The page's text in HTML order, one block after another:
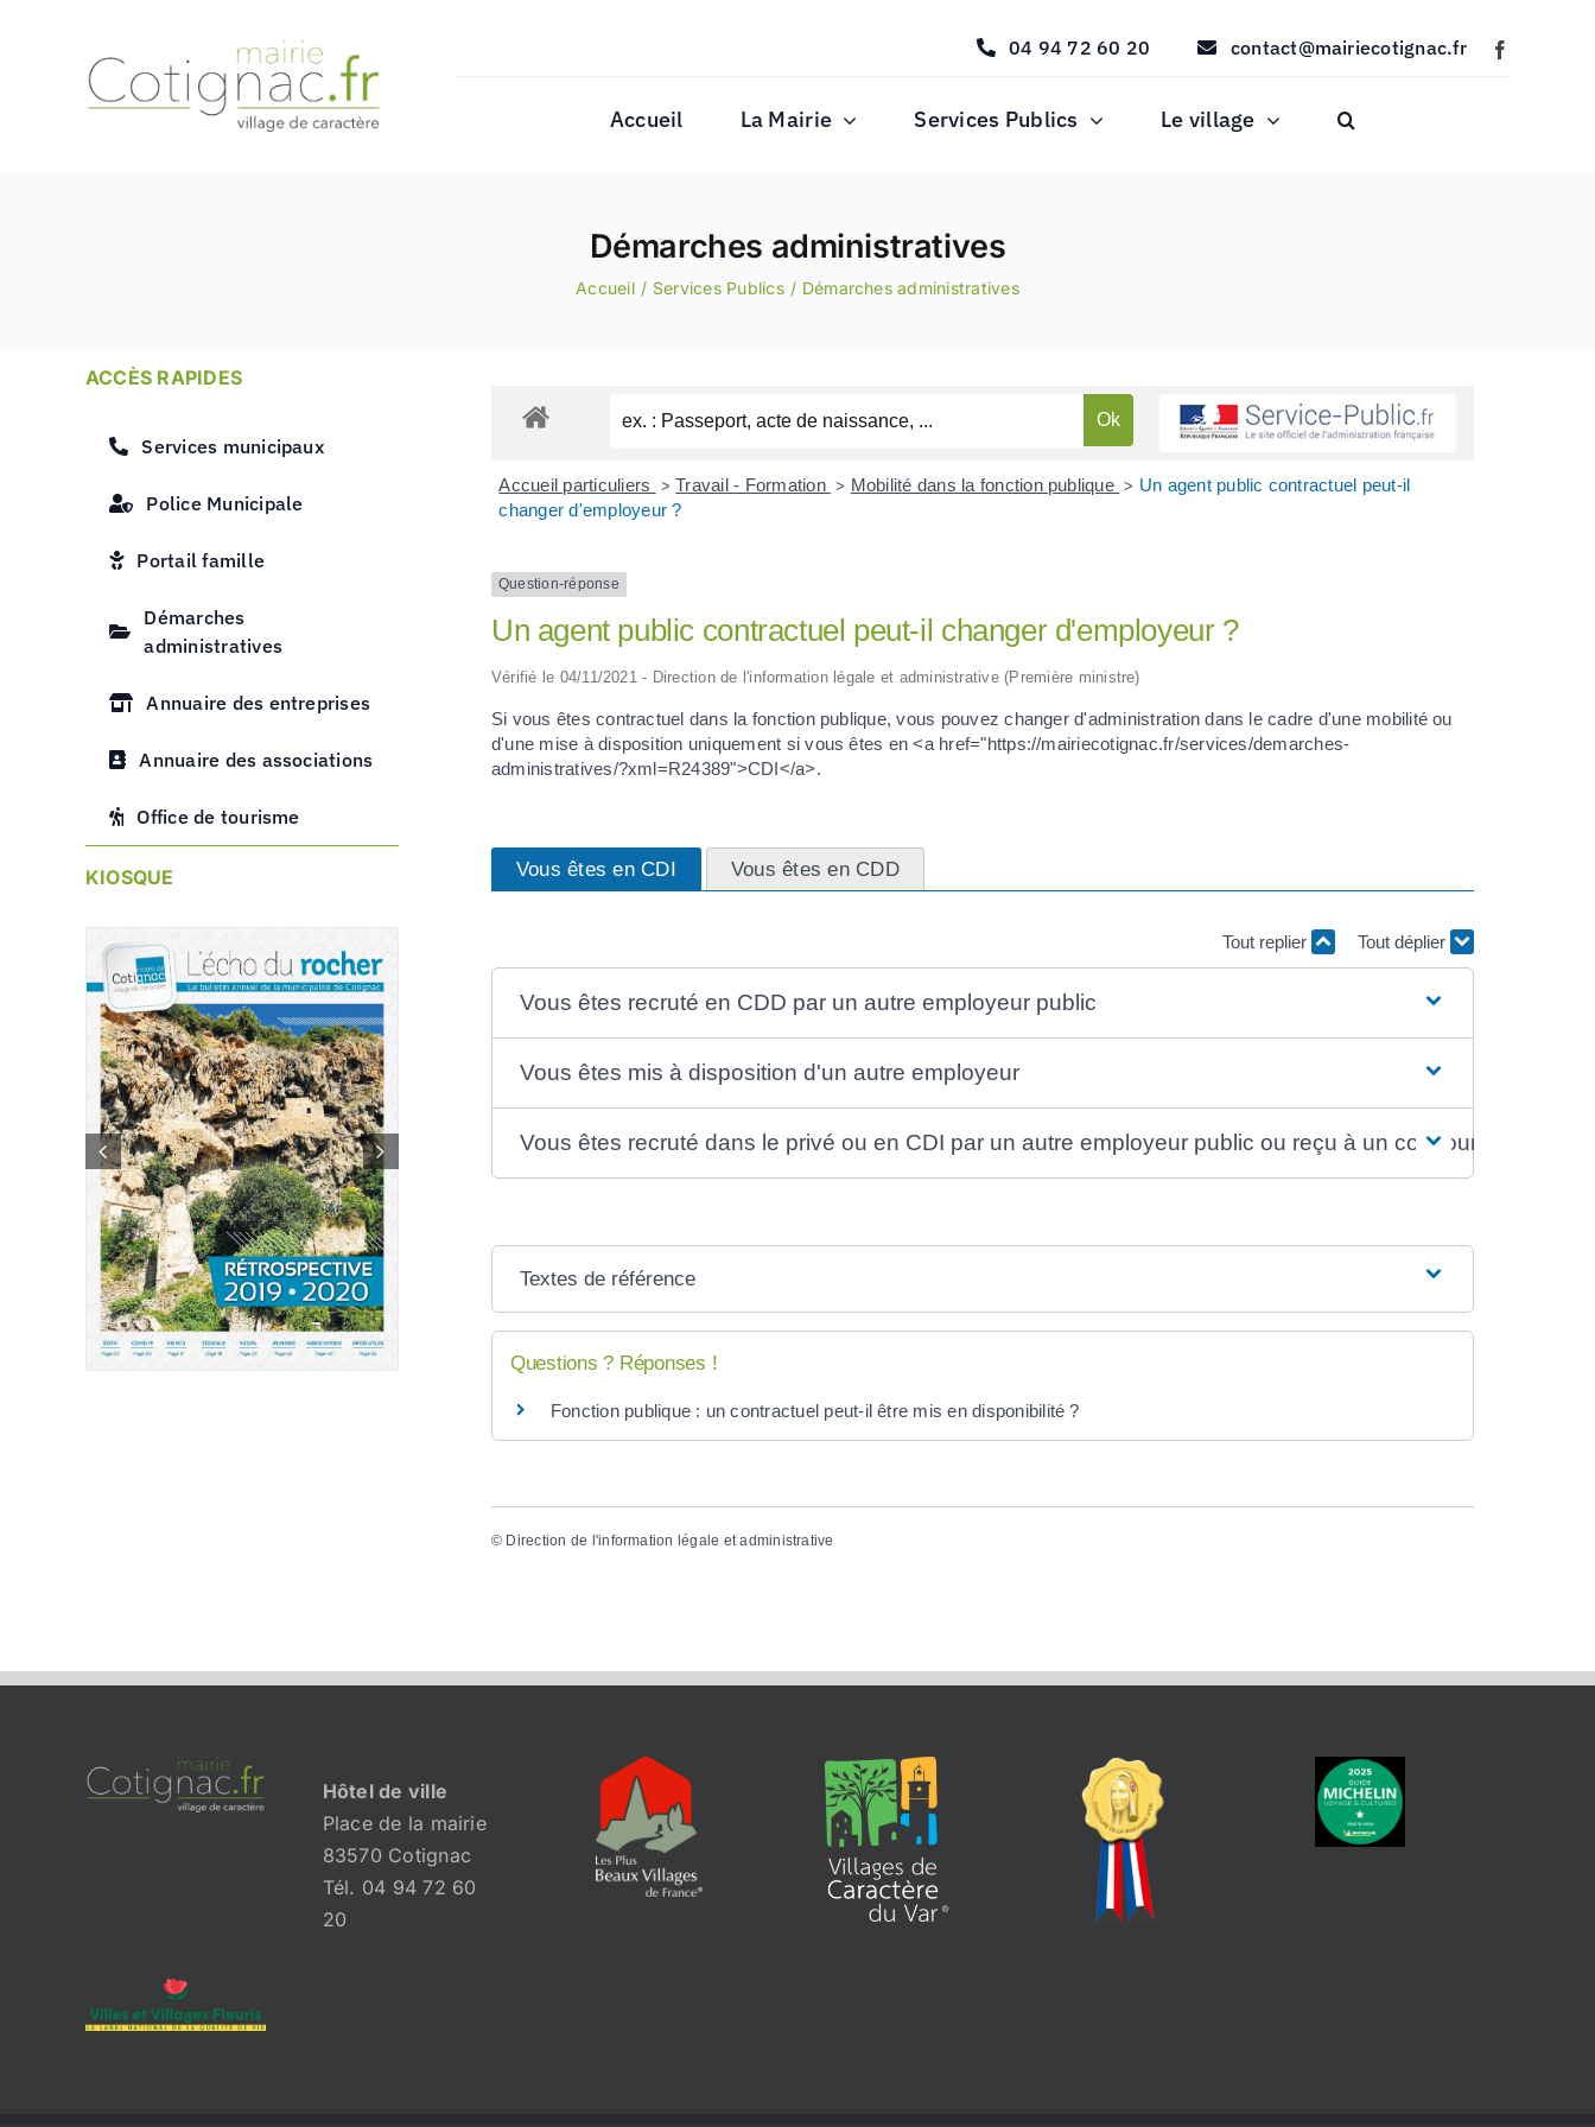
04 94 72 60 20 contact@mairiecotignac.fr
Accueil La Mairie Services Publics Le village
Démarches administratives
Accueil Services Publics Démarches administratives
ACCÈS RAPIDES
Services municipaux
Police Municipale
Portail famille
Démarches
administratives
Annuaire des entreprises
Annuaire des associations
Office de tourisme
KIOSQUE
Accueil particuliers > Travail - Formation > Mobilité dans la fonction publique > Un agent public contractuel peut-il
changer d'employeur ?
Question-réponse
Un agent public contractuel peut-il changer d'employeur ?
Vérifié le 04/11/2021 - Direction de l'information légale et administrative (Première ministre)
Si vous êtes contractuel dans la fonction publique, vous pouvez changer d'administration dans le cadre d'une mobilité ou
d'une mise à disposition uniquement si vous êtes en <a href="https://mairiecotignac.fr/services/demarches-
administratives/?xml=R24389">CDI</a>.
Vous êtes en CDI Vous êtes en CDD
Tout replier Tout déplier
Vous êtes recruté en CDD par un autre employeur public
Vous êtes mis à disposition d'un autre employeur
Vous êtes recruté dans le privé ou en CDI par un autre employeur public ou reçu à un concours
Textes de référence
Questions ? Réponses !
Fonction publique : un contractuel peut-il être mis en disponibilité ?
© Direction de l'information légale et administrative
Hôtel de ville
Place de la mairie
83570 Cotignac
Tél. 04 94 72 60
20